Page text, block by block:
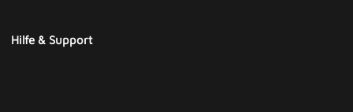
Hilfe & Support